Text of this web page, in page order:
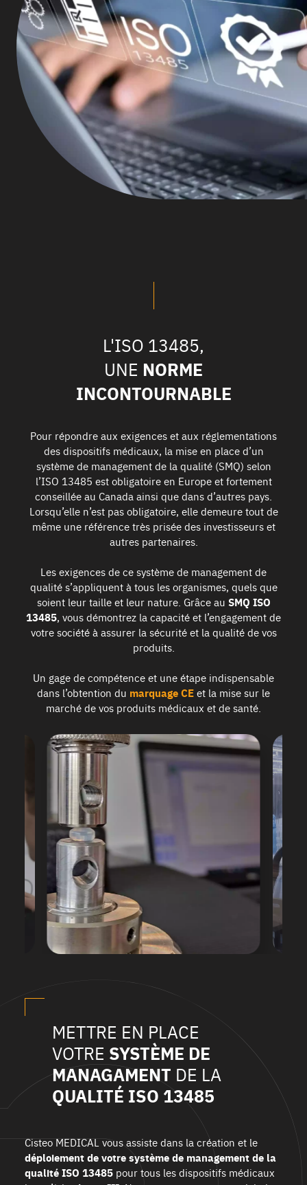
L'ISO 13485,
UNE NORME
INCONTOURNABLE
Pour répondre aux exigences et aux réglementations
des dispositifs médicaux, la mise en place d’un
système de management de la qualité (SMQ) selon
l’ISO 13485 est obligatoire en Europe et fortement
conseillée au Canada ainsi que dans d’autres pays.
Lorsqu’elle n’est pas obligatoire, elle demeure tout de
même une référence très prisée des investisseurs et
autres partenaires.
Les exigences de ce système de management de
qualité s’appliquent à tous les organismes, quels que
soient leur taille et leur nature. Grâce au SMQ ISO
13485, vous démontrez la capacité et l’engagement de
votre société à assurer la sécurité et la qualité de vos
produits.
Un gage de compétence et une étape indispensable
dans l’obtention du marquage CEet la mise sur le
marché de vos produits médicaux et de santé.
METTRE EN PLACE
VOTRE SYSTÈME DE
MANAGAMENT DE LA
QUALITÉ ISO 13485
Cisteo MEDICAL vous assiste dans la création et le
déploiement de votre système de management de la
qualité ISO 13485 pour tous les dispositifs médicaux